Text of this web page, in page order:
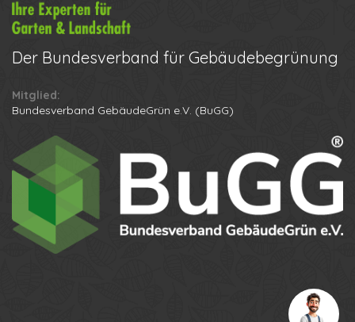
Der Bundesverband für Gebäudebegrünung
Mitglied:
Bundesverband GebäudeGrün e.V. (BuGG)
Datenschutzbestimmungen Anton